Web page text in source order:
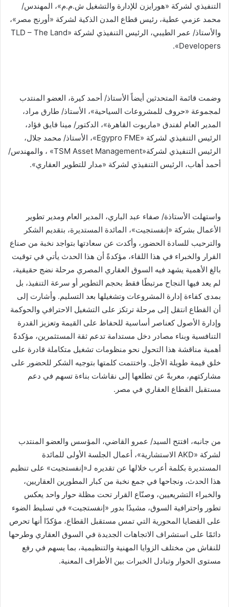
التنفيذي لشركة «هورايزن للإدارة والتشغيل ش.م.م»، المهندس/
محمد عزمي عطية، رئيس قطاع المدن الذكية لشركة «أورنج مصر»،
والأستاذ/ عمر الطيبي، الرئيس التنفيذي لشركة «TLD – The Land
Developers».
وضمت قائمة المتحدثين أيضاً الأستاذ/ أحمد كيرة، العضو المنتدب
لمجموعة «حروف للمشروعات السياحية»، الأستاذ/ طارق مراد،
المدير العام لفندق «ماريوت القاهرة»، الدكتور/ مينا فايق فؤاد،
الرئيس التنفيذي لشركة «Egypro FME»، الأستاذ/ محمد جلال،
الرئيس التنفيذي لشركة«TSM Asset Management» ، والمهندس/
أحمد أهاب، الرئيس التنفيذي لشركة «مدار للتطوير العقاري».
واستهلت الأستاذة/ صفاء عبد الباري، المدير العام ومدير تطوير
الأعمال بشركة «إنفستجيت»، المائدة المستديرة، بتقديم الشكر
والترحيب للسادة الحضور، وأكدت عن سعادتها بتواجد نخبة من صناع
القرار والخبراء في هذا اللقاء، مؤكدةً أن هذا الحدث يأتي في توقيت
بالغ الأهمية يشهد فيه السوق العقاري المصري مرحلة نضج حقيقية،
لم يعد فيها النجاح مرتبطًا فقط بحجم التطوير أو سرعة التنفيذ، بل
بمدى كفاءة إدارة المشروعات وتشغيلها بعد التسليم. وأشارت إلى
أن القطاع انتقل إلى مرحلة ترتكز على التشغيل الاحترافي والحوكمة
وإدارة الأصول كعناصر أساسية للحفاظ على القيمة وتعزيز القدرة
التنافسية وبناء مصادر دخل مستدامة تدعم ثقة المستثمرين، مؤكدةً
أهمية مناقشة هذا التحول نحو منظومات تشغيل متكاملة قادرة على
خلق قيمة طويلة الأجل. واختتمت كلمتها بتوجيه الشكر للحضور على
مشاركتهم، معربةً عن تطلعها إلى نقاشات بناءة تسهم في دعم
مستقبل القطاع العقاري في مصر.
من جانبه، افتتح السيد/ عمرو القاضي، المؤسس والعضو المنتدب
لشركة «AKD الاستشارية»، أعمال الجلسة الأولى للمائدة
المستديرة بكلمة أعرب خلالها عن تقديره لـ«إنفستجيت» على تنظيم
هذا الحدث، ونجاحها في جمع نخبة من كبار المطورين العقاريين،
والخبراء التشريعيين، وصنّاع القرار تحت مظلة حوار واحد يعكس
تطور واحترافية السوق، مشيدًا بدور «إنفستجيت» في تسليط الضوء
على القضايا المحورية التي تمس مستقبل القطاع، مؤكدًا أنها تحرص
دائمًا على استشراف الاتجاهات الجديدة في السوق العقاري وطرحها
للنقاش من مختلف الزوايا المهنية والتنظيمية، بما يسهم في رفع
مستوى الحوار وتبادل الخبرات بين الأطراف المعنية.